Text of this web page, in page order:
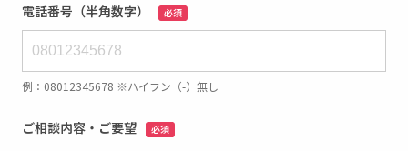
電話番号（半角数字） 必須
例：08012345678 ※ハイフン（-）無し
ご相談内容・ご要望 必須